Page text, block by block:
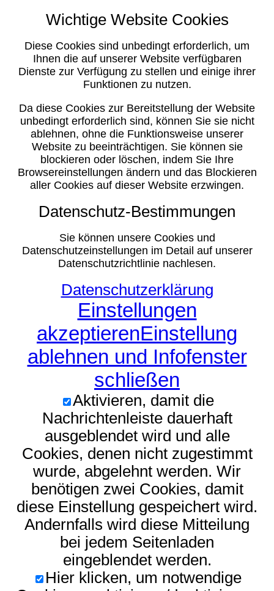
Wichtige Website Cookies
Diese Cookies sind unbedingt erforderlich, um
Ihnen die auf unserer Website verfügbaren
Dienste zur Verfügung zu stellen und einige ihrer
Funktionen zu nutzen.
Da diese Cookies zur Bereitstellung der Website
unbedingt erforderlich sind, können Sie sie nicht
ablehnen, ohne die Funktionsweise unserer
Website zu beeinträchtigen. Sie können sie
blockieren oder löschen, indem Sie Ihre
Browsereinstellungen ändern und das Blockieren
aller Cookies auf dieser Website erzwingen.
Datenschutz-Bestimmungen
Sie können unsere Cookies und
Datenschutzeinstellungen im Detail auf unserer
Datenschutzrichtlinie nachlesen.
Datenschutzerklärung
Einstellungen
akzeptierenEinstellung
ablehnen und Infofenster
schließen
Aktivieren, damit die
Nachrichtenleiste dauerhaft
ausgeblendet wird und alle
Cookies, denen nicht zugestimmt
wurde, abgelehnt werden. Wir
benötigen zwei Cookies, damit
diese Einstellung gespeichert wird.
Andernfalls wird diese Mitteilung
bei jedem Seitenladen
eingeblendet werden.
Hier klicken, um notwendige